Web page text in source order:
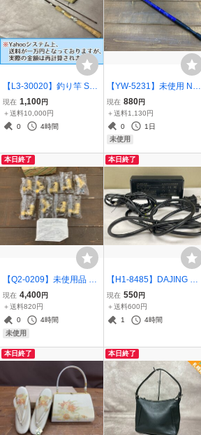
【L3-30020】釣り竿 SMI
TH マジカルトラウト MT
66SL ロッド MAGICAL T
ROUT カバー付き 現状品
現在 1,100円
＋送料10,000円
0
4時間
【YW-5231】未使用 NEC
ASIL トレッキングポール
登山杖 約63cm 東京引取
可【千円市場】
現在 880円
＋送料1,130円
0
1日
未使用
本日終了
【Q2-0209】未使用品 9
個セット オンダ製作所 エ
ルボアダプター ダブルロ
ックジョイント WL12-20
13-S 13A 現状品【千円市
現在 4,400円
＋送料820円
0
4時間
未使用
本日終了
【H1-8485】DAJING 大
井 ADP-90H12/12V/7A/純
正 ACアダプター 同梱可
【千円市場】
現在 550円
＋送料600円
1
4時間
本日終了 本日終了